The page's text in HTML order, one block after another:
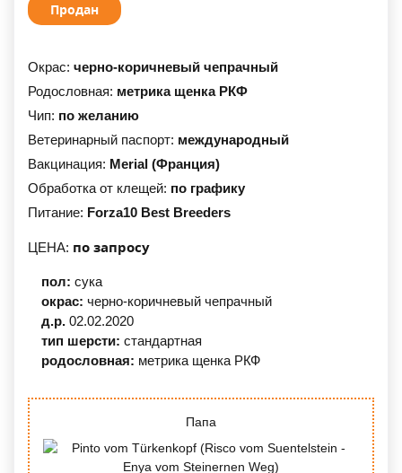
Продан
Окрас: черно-коричневый чепрачный
Родословная: метрика щенка РКФ
Чип: по желанию
Ветеринарный паспорт: международный
Вакцинация: Merial (Франция)
Обработка от клещей: по графику
Питание: Forza10 Best Breeders
ЦЕНА: по запросу
пол: сука
окрас: черно-коричневый чепрачный
д.р. 02.02.2020
тип шерсти: стандартная
родословная: метрика щенка РКФ
Папа